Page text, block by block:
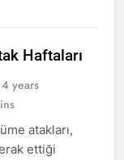
Haftaları
4 years
atakları,
ettiği